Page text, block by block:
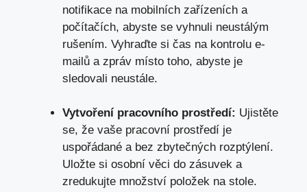
notifikace na mobilních zařízeních a
počítačích, abyste se vyhnuli neustálým
rušením. Vyhraďte si čas na kontrolu e-
mailů a zpráv místo toho, abyste je
sledovali neustále.
Vytvoření pracovního prostředí: Ujistěte
se, že vaše pracovní prostředí je
uspořádané a bez zbytečných rozptýlení.
Uložte si osobní věci do zásuvek a
zredukujte množství položek na stole.